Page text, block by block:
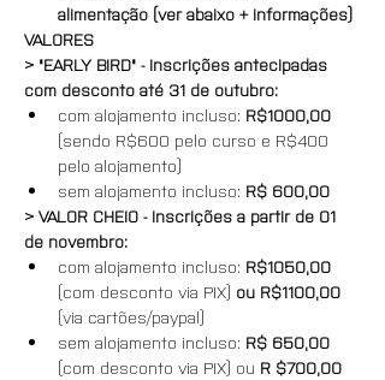
alimentação (ver abaixo + informações)
VALORES
> "EARLY BIRD" - Inscrições antecipadas
com desconto até 31 de outubro:
com alojamento incluso: R$1000,00
(sendo R$600 pelo curso e R$400
pelo alojamento)
sem alojamento incluso: R$ 600,00
> VALOR CHEIO - Inscrições a partir de 01
de novembro:
com alojamento incluso: R$1050,00
(com desconto via PIX) ou R$1100,00
(via cartões/paypal)
sem alojamento incluso: R$ 650,00
(com desconto via PIX) ou R $700,00